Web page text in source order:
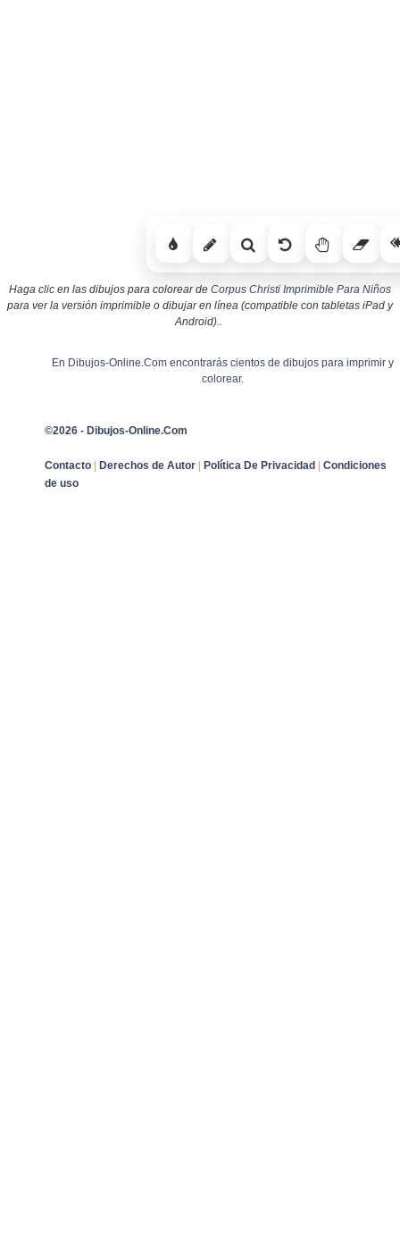
Haga clic en las dibujos para colorear de Corpus Christi Imprimible Para Niños
para ver la versión imprimible o dibujar en línea (compatible con tabletas iPad y
Android)..
En Dibujos-Online.Com encontrarás cientos de dibujos para imprimir y
colorear.
©2026 - Dibujos-Online.Com
Contacto | Derechos de Autor | Política De Privacidad | Condiciones
de uso